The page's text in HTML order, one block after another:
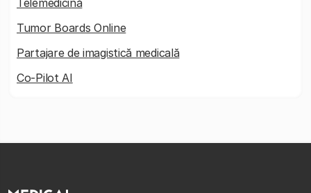
Tumor Boards Online
Partajare de imagistică medicală
Co-Pilot AI